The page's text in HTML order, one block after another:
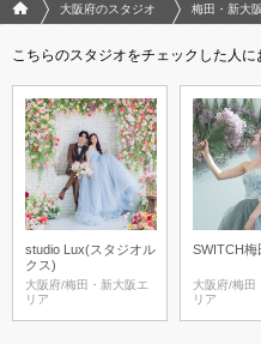
フォトウエディング/結婚写真のPhotorait
大阪府のスタジオ 梅田・新大
こちらのスタジオをチェックした人
studio Lux(スタジオル
クス)
大阪府/梅田・新大阪エ
リア
SWITCH梅
大阪府/梅田
リア